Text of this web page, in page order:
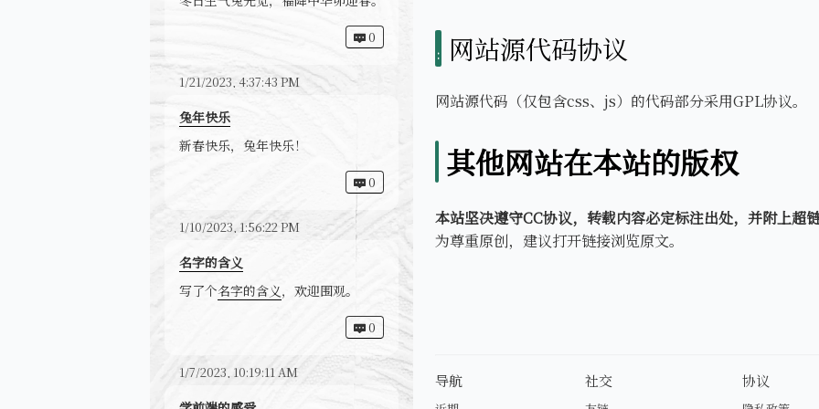
0
1/21/2023, 4:37:43 PM
兔年快乐
新春快乐，兔年快乐！
0
1/10/2023, 1:56:22 PM
名字的含义
写了个 名字的含义 ，欢迎围观。
0
1/7/2023, 10:19:11 AM
学前端的感受
网站源代码协议
网站源代码（仅包含css、js）的代码部分采用GPL协议。
其他网站在本站的版权
本站坚决遵守CC协议，转载内容必定标注出处，并附上超链
为尊重原创，建议打开链接浏览原文。
导航 社交 协议